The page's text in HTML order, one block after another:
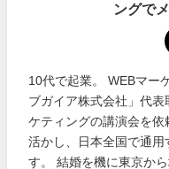
ングで
10代で起業。 WEBマー
ブガイア株式会社」代
ケティングの講演会を
活かし、日本全国で通用
す。 結婚を機に東京か